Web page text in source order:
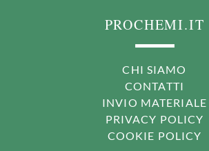
PROCHEMI.IT
CHI SIAMO
CONTATTI
INVIO MATERIALE
PRIVACY POLICY
COOKIE POLICY